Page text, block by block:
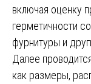
включая оценку
герметичности
фурнитуры и
Далее
как размеры,